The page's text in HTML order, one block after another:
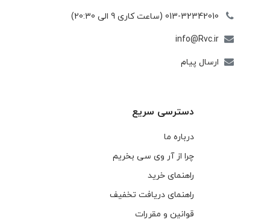
013-32342010 (ساعت کاری 9 الی 20:30)
info@Rvc.ir
ارسال پیام
دسترسی سریع
درباره ما
چرا از آر وی سی بخریم
راهنمای خرید
راهنمای دریافت تخفیف
قوانین و مقررات